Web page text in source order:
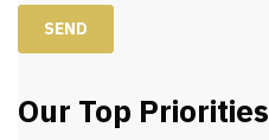
Our Top Priorities